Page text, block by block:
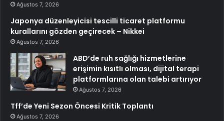
Ağustos 7, 2026
Japonya düzenleyicisi tescilli ticaret platformu
kurallarını gözden geçirecek – Nikkei
Ağustos 7, 2026
ABD’de ruh sağlığı hizmetlerine
erişimin kısıtlı olması, dijital terapi
platformlarına olan talebi artırıyor
Ağustos 7, 2026
Tff’de Yeni Sezon Öncesi Kritik Toplantı
Ağustos 7, 2026